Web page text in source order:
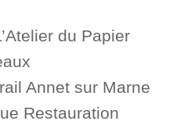
du Papier
Annet sur Marne
Restauration